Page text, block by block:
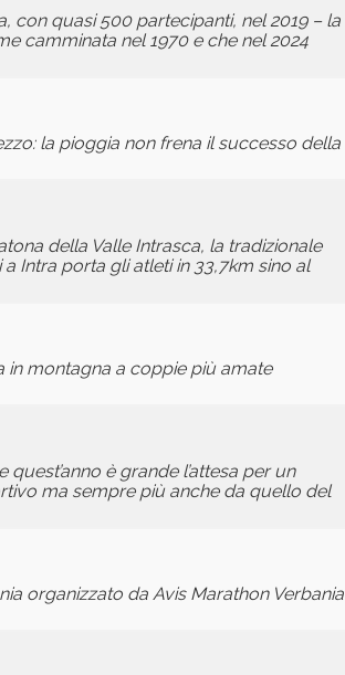
con quasi 500 partecipanti, nel 2019 – la
camminata nel 1970 e che nel 2024
la pioggia non frena il successo della
della Valle Intrasca, la tradizionale
Intra porta gli atleti in 33,7km sino al
in montagna a coppie più amate
è grande l’attesa per un
ma sempre più anche da quello del
organizzato da Avis Marathon Verbania